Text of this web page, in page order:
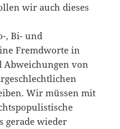
wir auch dieses
, Bi- und
Fremdworte in
Abweichungen von
Wir müssen mit
gerade wieder